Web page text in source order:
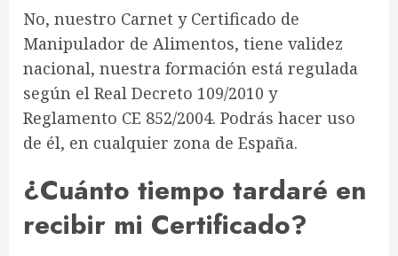
No, nuestro Carnet y Certificado de
Manipulador de Alimentos, tiene validez
nacional, nuestra formación está regulada
según el Real Decreto 109/2010 y
Reglamento CE 852/2004. Podrás hacer uso
de él, en cualquier zona de España.
¿Cuánto tiempo tardaré en
recibir mi Certificado?